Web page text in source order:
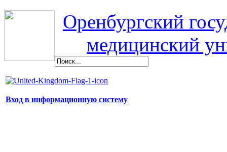
Оренбургский
медицинский
Вход в информационную систему